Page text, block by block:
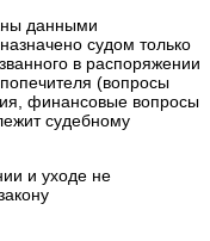
данными
судом только
в распоряжении
(вопросы
финансовые вопросы
судебному
и уходе не